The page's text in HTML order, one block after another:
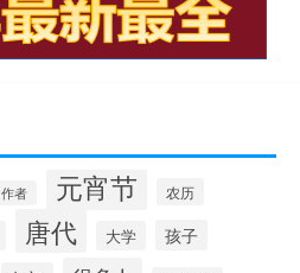
作者 元宵节 农历
唐代 大学 孩子